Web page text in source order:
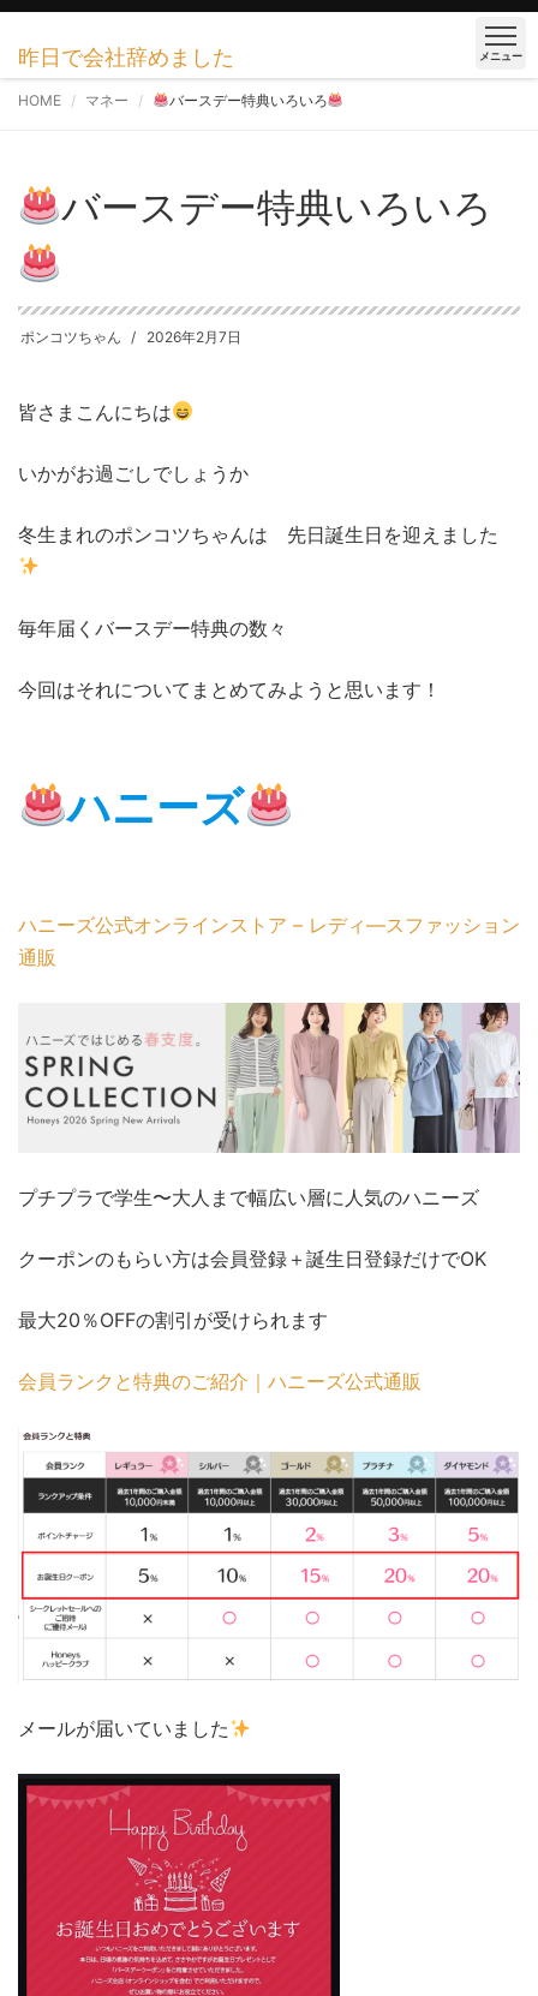
昨日で会社辞めました メニュー
HOME マネー バースデー特典いろいろ
バースデー特典いろいろ
ポンコツちゃん 2026年2月7日
皆さまこんにちは
いかがお過ごしでしょうか
冬生まれのポンコツちゃんは 先日誕生日を迎えました
毎年届くバースデー特典の数々
今回はそれについてまとめてみようと思います！
ハニーズ
ハニーズ公式オンラインストア – レディ―スファッション
通販
プチプラで学生〜大人まで幅広い層に人気のハニーズ
クーポンのもらい方は会員登録＋誕生日登録だけでOK
最大20％OFFの割引が受けられます
会員ランクと特典のご紹介｜ハニーズ公式通販
メールが届いていました